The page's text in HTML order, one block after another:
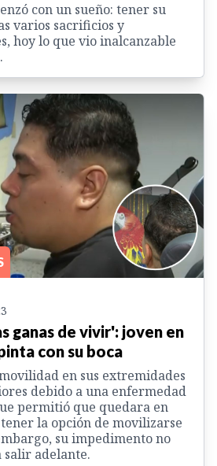
con un sueño: tener su
varios sacrificios y
hoy lo que vio inalcanzable
ganas de vivir': joven en
con su boca
en sus extremidades
debido a una enfermedad
permitió que quedara en
la opción de movilizarse
su impedimento no
salir adelante.